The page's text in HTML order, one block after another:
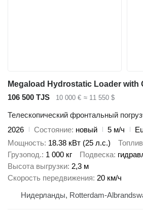
106 500 TJS 10 000 € ≈ 11 550 $
Телескопический фронтальный
2026
Состояние новый 5 м/ч
Мощность 18.38 кВт (25 л.с.)
Грузопод. 1 000 кг Подвеска
Высота выгрузки 2,3 м
Скорость передвижения 20 км/ч
Нидерланды, Rotterdam-